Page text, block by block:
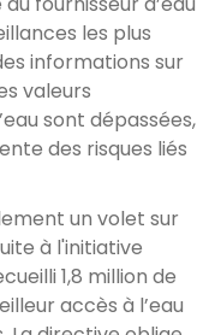
les plus
informations sur
valeurs
sont dépassées,
des risques liés
un volet sur
à l'initiative
1,8 million de
accès à l’eau